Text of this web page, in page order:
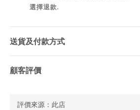
選擇退款.
送貨及付款方式
顧客評價